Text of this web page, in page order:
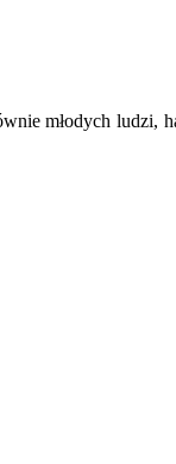
młodych ludzi,